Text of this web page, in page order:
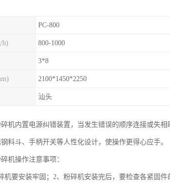
PC-800
h) 800-1000
3*8
2100*1450*2250
汕头
机内置电源纠错装置，当发生错误的顺序连接或失
料斗、手柄开关等人性化设计，使操作更得心应手。
机操作注意事项：
机要安装牢固；2、粉碎机安装完后，要检查各紧固